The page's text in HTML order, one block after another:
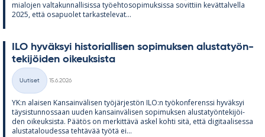
mia­lo­jen val­ta­kun­nal­li­sissa työ­eh­to­so­pi­muk­sissa so­vit­tiin ke­vät­tal­vella
2025, että os­a­puo­let tar­kas­te­le­vat...
ILO hy­väk­syi his­to­rial­li­sen so­pi­muk­sen alus­ta­työn­
te­ki­jöi­den oi­keuk­sista
Kategoriat
Uutiset
15.6.2026
YK:n alai­sen Kan­sain­vä­li­sen työ­jär­jes­tön ILO:n työ­kon­fe­renssi hy­väk­syi
täy­sis­tun­nos­saan uu­den kan­sain­vä­li­sen so­pi­muk­sen alus­ta­työn­te­ki­jöi­
den oi­keuk­sista. Pää­tös on mer­kit­tävä as­kel kohti sitä, että di­gi­taa­li­sessa
alus­ta­ta­lou­dessa teh­tä­vää työtä ei...